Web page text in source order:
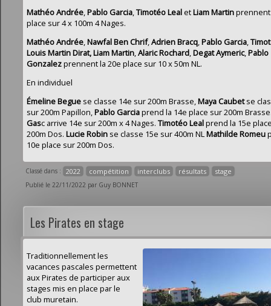
Mathéo Andrée,Pablo Garcia,TimotéoLealetLiam Martinprennent
place sur 4 x 100m 4 Nages.
Mathéo Andrée,Nawfal Ben Chrif,Adrien Bracq,Pablo Garcia,
LouisMartin Dirat, Liam Martin,Alaric Rochard,Degat Aymeric,Pablo
Gonzalezprennent la 20e place sur 10 x 50m NL.
En individuel
Émeline Begue se classe 14e sur 200m Brasse,Maya Caubetse
sur 200m Papillon,Pablo Garciaprend la 14e place sur 200m
Gasc arrive 14e sur 200m x 4 Nages. Timotéo Lealprend la 15e
200m Dos. Lucie Robin se classe 15e sur 400m NLMathilde Romeu
10e place sur 200m Dos.
Classé dans : 2022 compétition interclubs résultats stage
Publié le 22/11/2022 par Guy BONNET
Les Pirates en stage
Traditionnellement les
vacances pascales permettent
aux Pirates de participer aux
stages mis en place par le
club muretain.